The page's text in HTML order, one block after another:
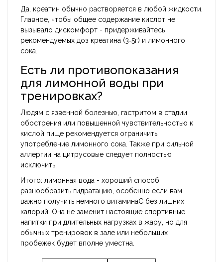
Да, креатин обычно растворяется в любой жидкости.
Главное, чтобы общее содержание кислот не
вызывало дискомфорт - придерживайтесь
рекомендуемых доз креатина (3‑5г) и лимонного
сока.
Есть ли противопоказания
для лимонной воды при
тренировках?
Людям с язвенной болезнью, гастритом в стадии
обострения или повышенной чувствительностью к
кислой пище рекомендуется ограничить
употребление лимонного сока. Также при сильной
аллергии на цитрусовые следует полностью
исключить.
Итого: лимонная вода - хороший способ
разнообразить гидратацию, особенно если вам
важно получить немного витаминаC без лишних
калорий. Она не заменит настоящие спортивные
напитки при длительных нагрузках в жару, но для
обычных тренировок в зале или небольших
пробежек будет вполне уместна.